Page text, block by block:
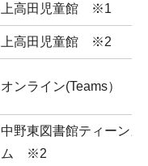
上高田児童館 ※1
上高田児童館 ※2
オンライン(Teams）
中野東図書館ティーンズ
ム ※2